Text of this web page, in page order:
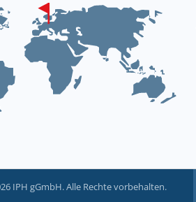
IPH gGmbH. Alle Rechte vorbehalten.